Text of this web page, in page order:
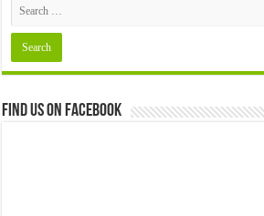
Find us on Facebook